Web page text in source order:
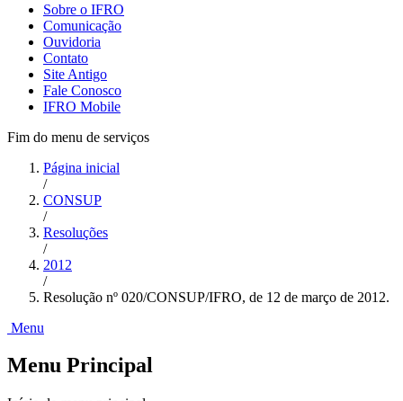
Sobre o IFRO
Comunicação
Ouvidoria
Contato
Site Antigo
Fale Conosco
IFRO Mobile
Fim do menu de serviços
Página inicial
/
CONSUP
/
Resoluções
/
2012
/
Resolução nº 020/CONSUP/IFRO, de 12 de março de 2012.
Menu
Menu Principal